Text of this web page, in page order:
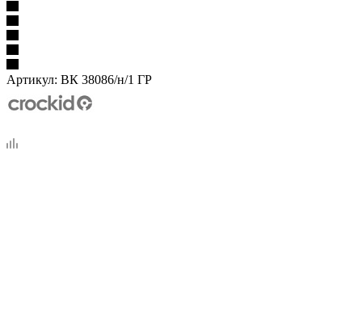
Артикул: ВК 38086/н/1 ГР